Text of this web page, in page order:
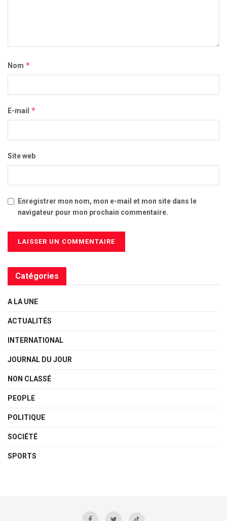
Nom *
E-mail *
Site web
Enregistrer mon nom, mon e-mail et mon site dans le
navigateur pour mon prochain commentaire.
Catégories
A LA UNE
ACTUALITÉS
INTERNATIONAL
JOURNAL DU JOUR
NON CLASSÉ
PEOPLE
POLITIQUE
SOCIÉTÉ
SPORTS